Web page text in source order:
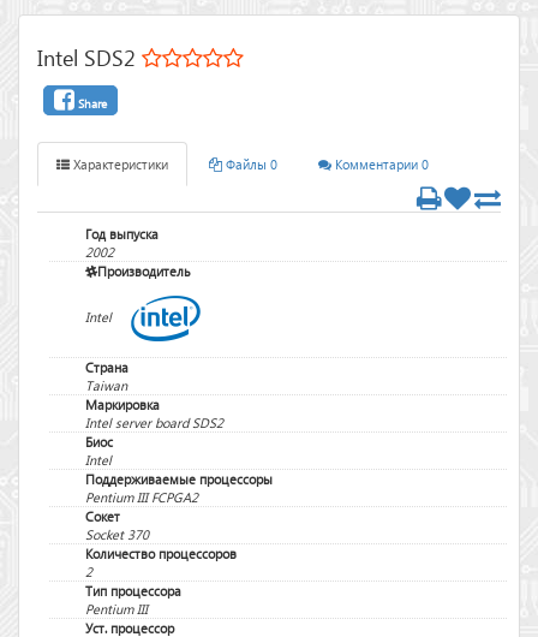
Intel SDS2
Share
Характеристики Файлы 0 Комментарии 0
Год выпуска
2002
Производитель
Intel
Страна
Taiwan
Маркировка
Intel server board SDS2
Биос
Intel
Поддерживаемые процессоры
Pentium III FCPGA2
Сокет
Socket 370
Количество процессоров
2
Тип процессора
Pentium III
Уст. процессор